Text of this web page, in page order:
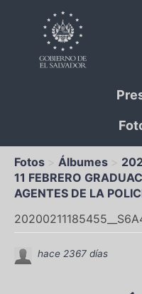
Fotos Álbumes
11 FEBRERO
AGENTES DE LA
hace 2367 días